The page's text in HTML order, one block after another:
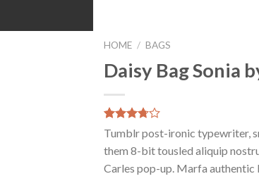
HOME / BAGS
Daisy Bag Sonia
Waardering
3.50op
5
gebaseerd
op
2
Tumblr post-ironic typewriter,
them 8-bit tousled aliquip
Carles pop-up. Marfa authentic